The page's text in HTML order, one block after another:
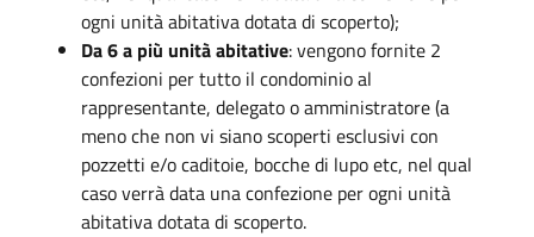
ogni unità abitativa dotata di scoperto);
Da 6 a più unità abitative: vengono fornite 2
confezioni per tutto il condominio al
rappresentante, delegato o amministratore (a
meno che non vi siano scoperti esclusivi con
pozzetti e/o caditoie, bocche di lupo etc, nel qual
caso verrà data una confezione per ogni unità
abitativa dotata di scoperto.